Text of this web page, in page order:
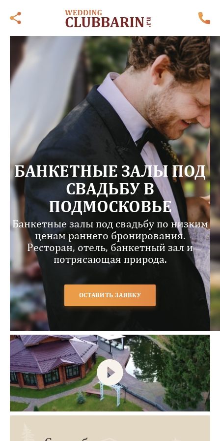
БАНКЕТНЫЕ ЗАЛЫ ПОД
СВАДЬБУ В
ПОДМОСКОВЬЕ
Банкетные залы под свадьбу по низким
ценам раннего бронирования.
Ресторан, отель, банкетный зал и
потрясающая природа.
ОСТАВИТЬ ЗАЯВКУ